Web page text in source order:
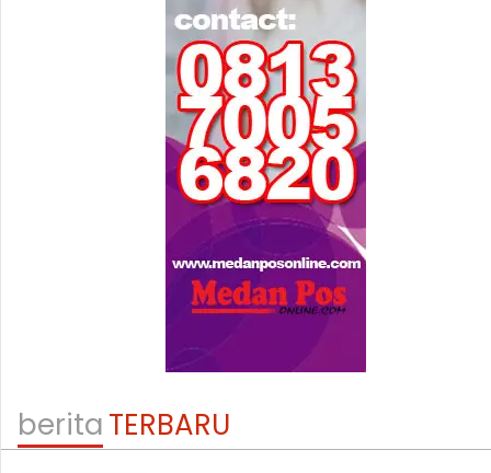
beritaTERBARU